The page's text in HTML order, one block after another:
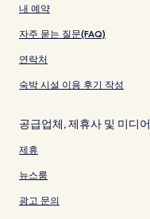
내 예약
자주 묻는 질문(FAQ)
연락처
숙박 시설 이용 후기 작성
공급업체, 제휴사 및 미디어
제휴
뉴스룸
광고 문의